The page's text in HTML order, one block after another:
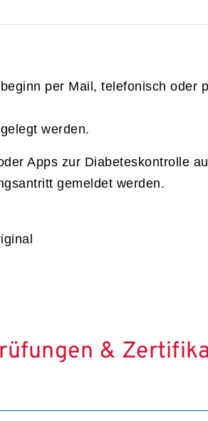
per Mail, telefonisch oder
werden.
Apps zur Diabeteskontrolle
gemeldet werden.
&